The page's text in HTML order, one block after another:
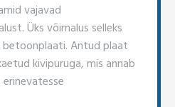
vajavad
Üks võimalus selleks
Antud plaat
kivipuruga, mis annab